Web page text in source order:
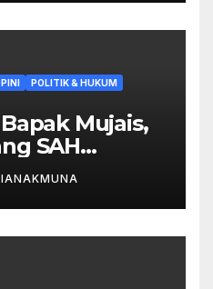
POLITIK & HUKUM
Mujais,
SAH
!!